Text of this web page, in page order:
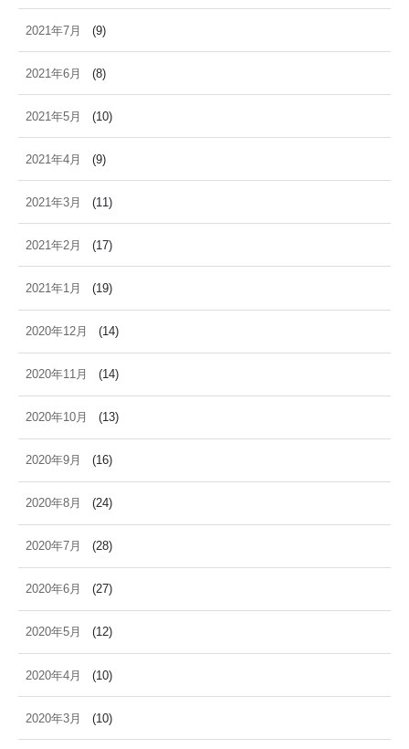
2021年7月 (9)
2021年6月 (8)
2021年5月 (10)
2021年4月 (9)
2021年3月 (11)
2021年2月 (17)
2021年1月 (19)
2020年12月 (14)
2020年11月 (14)
2020年10月 (13)
2020年9月 (16)
2020年8月 (24)
2020年7月 (28)
2020年6月 (27)
2020年5月 (12)
2020年4月 (10)
2020年3月 (10)